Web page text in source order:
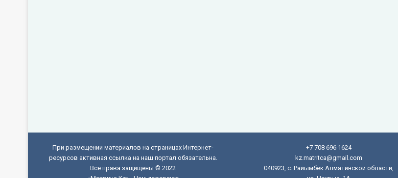
При размещении материалов на страницах Интернет-
ресурсов активная ссылка на наш портал обязательна.
Все права защищены © 2022
+7 708 696 1624
kz.matritca@gmail.com
040923, с. Райымбек Алматинской области,